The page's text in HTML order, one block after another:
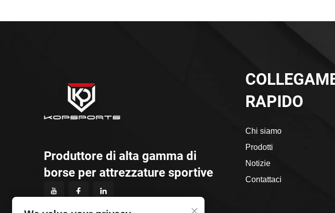
Produttore di alta gamma di
borse per attrezzature sportive
RAPIDO
Chi siamo
Prodotti
Notizie
Contattaci